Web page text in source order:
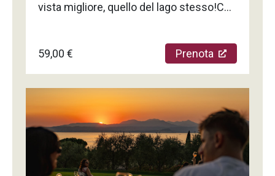
vista migliore, quello del lago stesso!Che
principiante, potrai diventare un vero
marinaio per 3 ore, lasciati guidare nelle
basi della vela da skipper esperti su uno
scafo sportivo da 10 metri. Goditi
quest'avventura ammirando i panorami
mozzafiato del lago in compagnia degli
altri membri dell'equipaggio.
59,00 € Prenota